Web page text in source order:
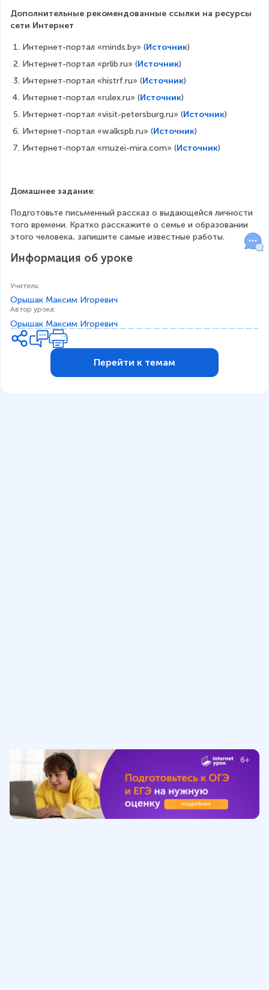
Дополнительные рекомендованные ссылки на ресурсы
сети Интернет
Интернет-портал «minds.by» (Источник)
Интернет-портал «prlib.ru» (Источник)
Интернет-портал «histrf.ru» (Источник)
Интернет-портал «rulex.ru» (Источник)
Интернет-портал «visit-petersburg.ru» (Источник)
Интернет-портал «walkspb.ru» (Источник)
Интернет-портал «muzei-mira.com» (Источник)
Домашнее задание:
Подготовьте письменный рассказ о выдающейся личности
того времени. Кратко расскажите о семье и образовании
этого человека, запишите самые известные работы.
Информация об уроке
Учитель:
Орышак Максим Игоревич
Автор урока:
Орышак Максим Игоревич
Перейти к темам